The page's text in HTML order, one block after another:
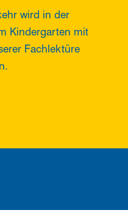
wird in der
Kindergarten mit
Fachlektüre